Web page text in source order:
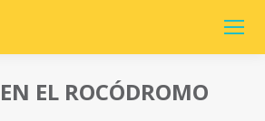
EL ROCÓDROMO